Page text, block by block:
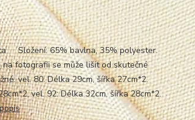
Složení: 65% bavlna, 35% polyester.
fotografii se může lišit od skutečné
vel. 80: Délka 29cm, šířka 27cm*2.
vel. 92: Délka 32cm, šířka 28cm*2.